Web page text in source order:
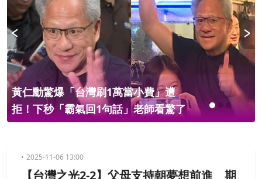
「台灣刷1萬當小費」遭
霸氣回1句話」老師看驚了
獨家！5位
美國用AI病
2025-11-06 13:00
【台灣之光2-2】父母支持朝夢想前進 期